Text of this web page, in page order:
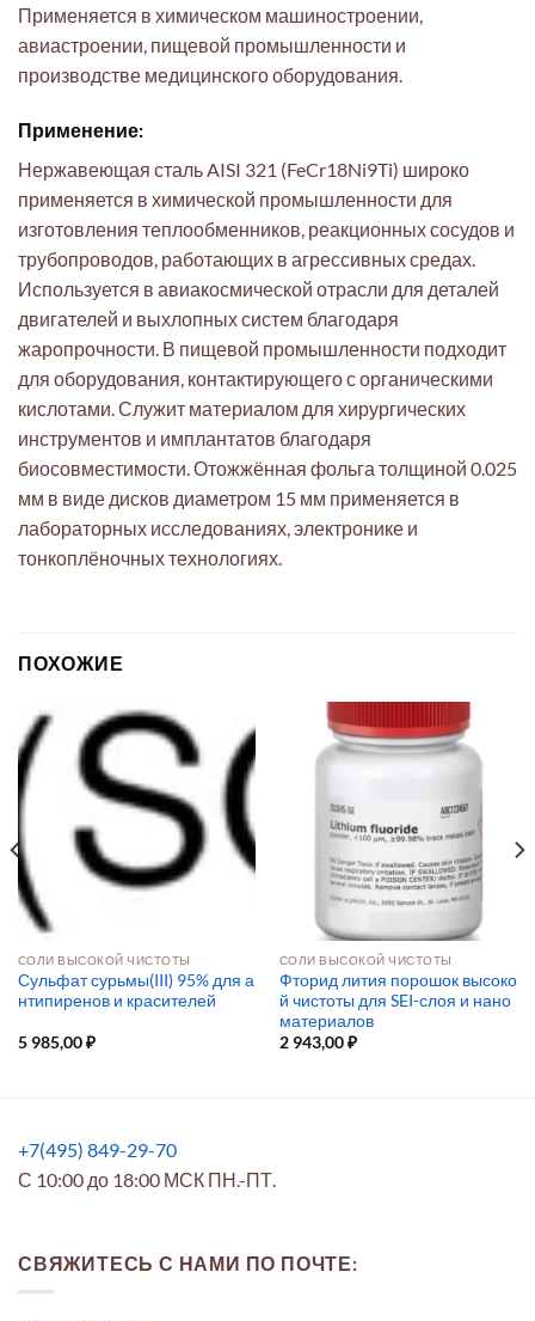
Применяется в химическом машиностроении,
авиастроении, пищевой промышленности и
производстве медицинского оборудования.
Применение:
Нержавеющая сталь AISI 321 (FeCr18Ni9Ti) широко
применяется в химической промышленности для
изготовления теплообменников, реакционных сосудов и
трубопроводов, работающих в агрессивных средах.
Используется в авиакосмической отрасли для деталей
двигателей и выхлопных систем благодаря
жаропрочности. В пищевой промышленности подходит
для оборудования, контактирующего с органическими
кислотами. Служит материалом для хирургических
инструментов и имплантатов благодаря
биосовместимости. Отожжённая фольга толщиной 0.025
мм в виде дисков диаметром 15 мм применяется в
лабораторных исследованиях, электронике и
тонкоплёночных технологиях.
ПОХОЖИЕ
СОЛИ ВЫСОКОЙ ЧИСТОТЫ
Сульфат сурьмы(III) 95% для а
нтипиренов и красителей
5 985,00₽
СОЛИ ВЫСОКОЙ ЧИСТОТЫ
Фторид лития порошок высоко
й чистоты для SEI-слоя и нано
материалов
2 943,00₽
+7(495) 849-29-70
С 10:00 до 18:00 МСК ПН.-ПТ.
СВЯЖИТЕСЬ С НАМИ ПО ПОЧТЕ: